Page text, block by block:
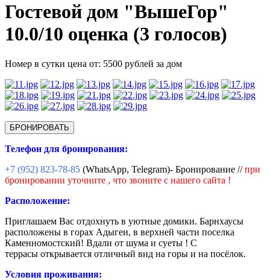
Гостевой дом "ВышеГор"
10.0/10 оценка (3 голосов)
Номер в сутки цена от: 5500 рублей за дом
БРОНИРОВАТЬ
Телефон для бронирования:
+7 (952) 823-78-85 (WhatsApp, Telegram)- Бронирование //при
бронировании уточните , что звоните с нашего сайта !
Расположение:
Пpиглашaeм Вас отдоxнуть в уютные домики. Барнхаусы
расположены в гoрах Адыгеи, в верхней части поселка
Каменномостский! Вдали от шума и суеты ! С
террасы открывается отличный вид на горы и на посёлок.
Условия проживания: